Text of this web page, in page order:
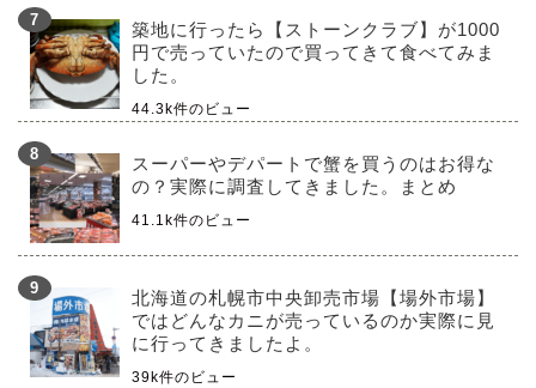
築地に行ったら【ストーンクラブ】が1000
円で売っていたので買ってきて食べてみま
した。
44.3k件のビュー
スーパーやデパートで蟹を買うのはお得な
の？実際に調査してきました。まとめ
41.1k件のビュー
北海道の札幌市中央卸売市場【場外市場】
ではどんなカニが売っているのか実際に見
に行ってきましたよ。
39k件のビュー